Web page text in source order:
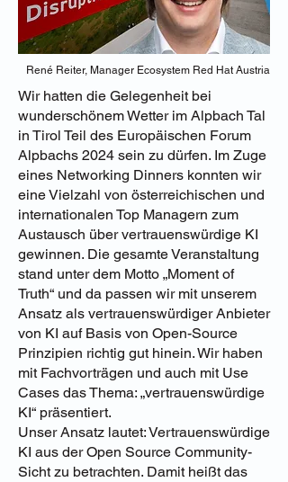
René Reiter, Manager Ecosystem Red Hat Austria
Wir hatten die Gelegenheit bei
wunderschönem Wetter im Alpbach Tal
in Tirol Teil des Europäischen Forum
Alpbachs 2024 sein zu dürfen. Im Zuge
eines Networking Dinners konnten wir
eine Vielzahl von österreichischen und
internationalen Top Managern zum
Austausch über vertrauenswürdige KI
gewinnen. Die gesamte Veranstaltung
stand unter dem Motto „Moment of
Truth“ und da passen wir mit unserem
Ansatz als vertrauenswürdiger Anbieter
von KI auf Basis von Open-Source
Prinzipien richtig gut hinein. Wir haben
mit Fachvorträgen und auch mit Use
Cases das Thema: „vertrauenswürdige
KI“ präsentiert.
Unser Ansatz lautet: Vertrauenswürdige
KI aus der Open Source Community-
Sicht zu betrachten. Damit heißt das